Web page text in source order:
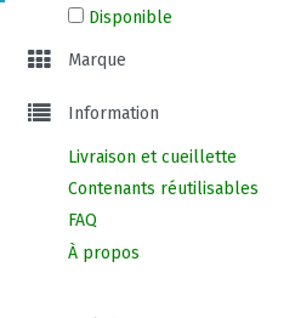
Disponible
Marque
Information
Livraison et cueillette
Contenants réutilisables
FAQ
À propos